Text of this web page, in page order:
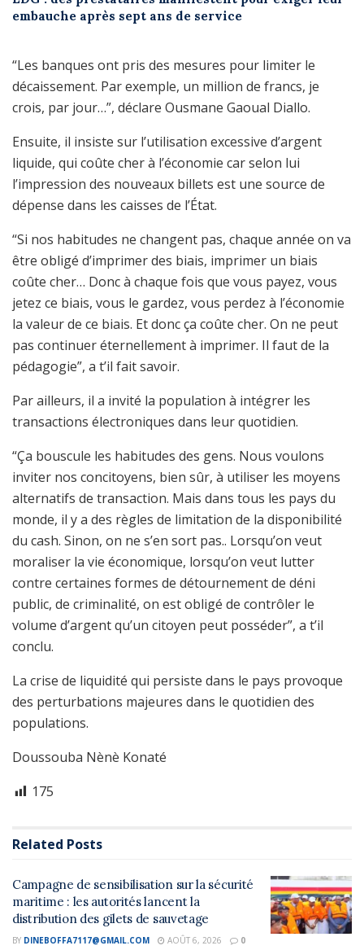
embauche après sept ans de service
“Les banques ont pris des mesures pour limiter le
décaissement. Par exemple, un million de francs, je
crois, par jour…”, déclare Ousmane Gaoual Diallo.
Ensuite, il insiste sur l’utilisation excessive d’argent
liquide, qui coûte cher à l’économie car selon lui
l’impression des nouveaux billets est une source de
dépense dans les caisses de l’État.
“Si nos habitudes ne changent pas, chaque année on va
être obligé d’imprimer des biais, imprimer un biais
coûte cher… Donc à chaque fois que vous payez, vous
jetez ce biais, vous le gardez, vous perdez à l’économie
la valeur de ce biais. Et donc ça coûte cher. On ne peut
pas continuer éternellement à imprimer. Il faut de la
pédagogie”, a t’il fait savoir.
Par ailleurs, il a invité la population à intégrer les
transactions électroniques dans leur quotidien.
“Ça bouscule les habitudes des gens. Nous voulons
inviter nos concitoyens, bien sûr, à utiliser les moyens
alternatifs de transaction. Mais dans tous les pays du
monde, il y a des règles de limitation de la disponibilité
du cash. Sinon, on ne s’en sort pas.. Lorsqu’on veut
moraliser la vie économique, lorsqu’on veut lutter
contre certaines formes de détournement de déni
public, de criminalité, on est obligé de contrôler le
volume d’argent qu’un citoyen peut posséder”, a t’il
conclu.
La crise de liquidité qui persiste dans le pays provoque
des perturbations majeures dans le quotidien des
populations.
Doussouba Nènè Konaté
175
Related Posts
Campagne de sensibilisation sur la sécurité
maritime : les autorités lancent la
distribution des gilets de sauvetage
BY DINEBOFFA7117@GMAIL.COM AOÛT 6, 2026 0